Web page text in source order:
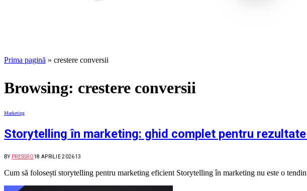
Prima pagină » crestere conversii
Browsing: crestere conversii
Marketing
Storytelling în marketing: ghid complet pentru
BY PRESSRO18 APRILIE 202613
Cum să folosești storytelling pentru marketing eficient Storytelling în marketing nu este o